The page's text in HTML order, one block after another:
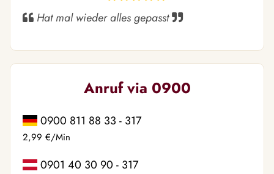
Hat mal wieder alles gepasst
Anruf via 0900
0900 811 88 33 - 317
2,99 €/Min
0901 40 30 90 - 317